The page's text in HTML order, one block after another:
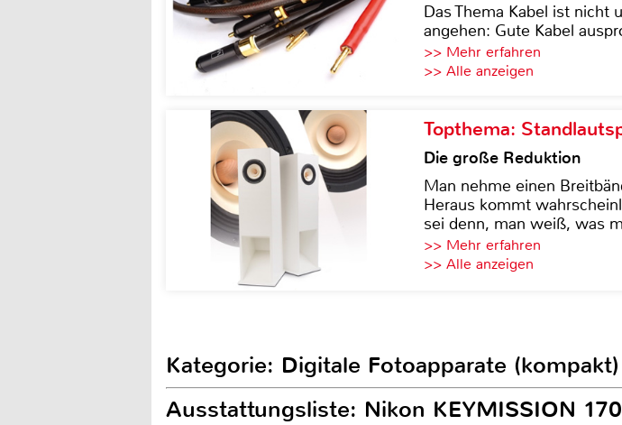
Das Thema Kabel ist nicht
angehen: Gute Kabel
>> Mehr erfahren
>> Alle anzeigen
Topthema:
Die große Reduktion
Man nehme einen
Heraus kommt
sei denn, man weiß, was
>> Mehr erfahren
>> Alle anzeigen
Kategorie: Digitale Fotoapparate (kompakt)
Ausstattungsliste: Nikon KEYMISSION 170